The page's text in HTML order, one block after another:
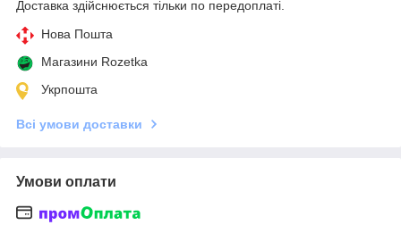
Доставка здійснюється тільки по передоплаті.
Нова Пошта
Магазини Rozetka
Укрпошта
Всі умови доставки
Умови оплати